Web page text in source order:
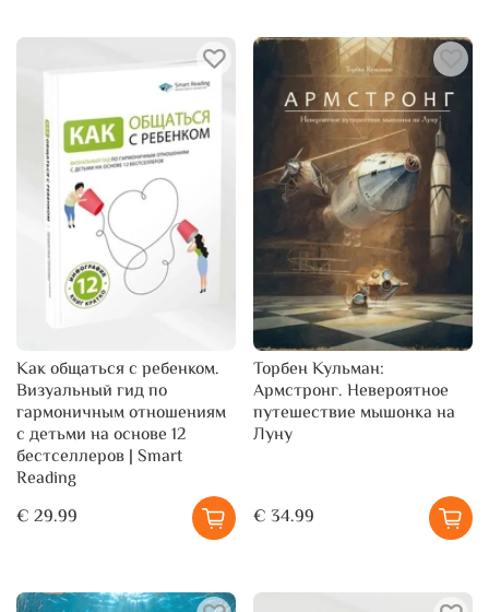
Как общаться с ребенком.
Визуальный гид по
гармоничным отношениям
с детьми на основе 12
бестселлеров | Smart
Reading
€ 29.99
Торбен Кульман:
Армстронг. Невероятное
путешествие мышонка на
Луну
€ 34.99